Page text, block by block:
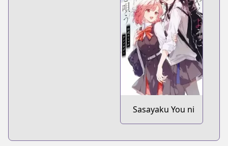
Sasayaku You ni
Koi wo Utau: